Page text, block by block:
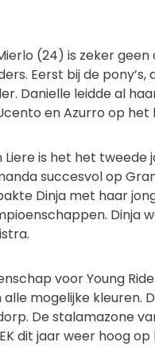
(24) is zeker
Eerst bij de
Danielle leidde al
en Azurro op het
is het het
succesvol op
Dinja met haar
Dinja
voor Young
mogelijke kleuren.
De stalamazone
dit jaar weer hoog